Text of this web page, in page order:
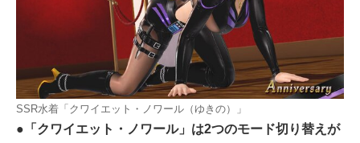
SSR水着「クワイエット・ノワール（ゆきの）」
●「クワイエット・ノワール」は2つのモード切り替えが